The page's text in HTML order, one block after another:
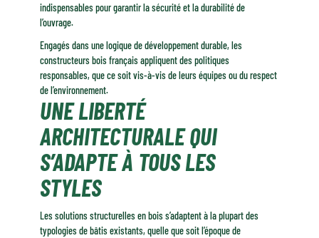
indispensables pour garantir la sécurité et la durabilité de
l’ouvrage.
Engagés dans une logique de développement durable, les
constructeurs bois français appliquent des politiques
responsables, que ce soit vis-à-vis de leurs équipes ou du respect
de l’environnement.
UNE LIBERTÉ
ARCHITECTURALE QUI
S’ADAPTE À TOUS LES
STYLES
Les solutions structurelles en bois s’adaptent à la plupart des
typologies de bâtis existants, quelle que soit l’époque de